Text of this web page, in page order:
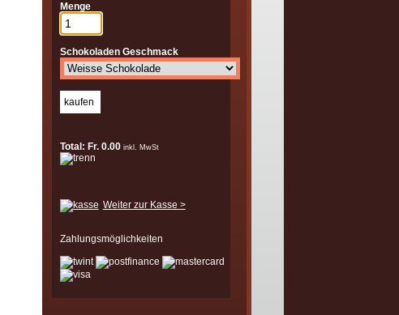
Menge
Schokoladen Geschmack
Total: Fr. 0.00 inkl. MwSt
Weiter zur Kasse >
Zahlungsmöglichkeiten